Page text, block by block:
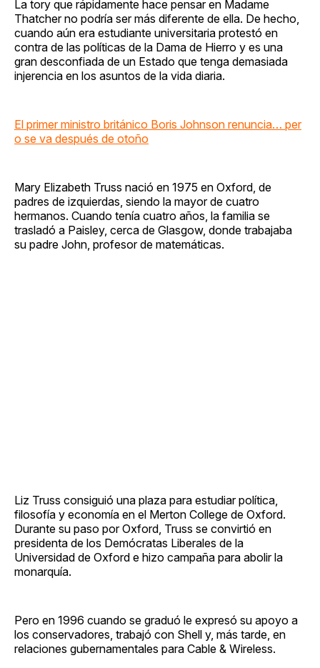
La tory que rápidamente hace pensar en Madame
Thatcher no podría ser más diferente de ella. De hecho,
cuando aún era estudiante universitaria protestó en
contra de las políticas de la Dama de Hierro y es una
gran desconfiada de un Estado que tenga demasiada
injerencia en los asuntos de la vida diaria.
El primer ministro británico Boris Johnson renuncia… per
o se va después de otoño
Mary Elizabeth Truss nació en 1975 en Oxford, de
padres de izquierdas, siendo la mayor de cuatro
hermanos. Cuando tenía cuatro años, la familia se
trasladó a Paisley, cerca de Glasgow, donde trabajaba
su padre John, profesor de matemáticas.
Liz Truss consiguió una plaza para estudiar política,
filosofía y economía en el Merton College de Oxford.
Durante su paso por Oxford, Truss se convirtió en
presidenta de los Demócratas Liberales de la
Universidad de Oxford e hizo campaña para abolir la
monarquía.
Pero en 1996 cuando se graduó le expresó su apoyo a
los conservadores, trabajó con Shell y, más tarde, en
relaciones gubernamentales para Cable & Wireless.